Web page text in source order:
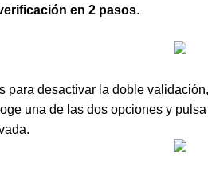
en 2 pasos.
para desactivar la doble
una de las dos opciones y pulsa